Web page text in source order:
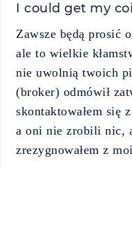
I could get my
Zawsze będą prosić
ale to wielkie
nie uwolnią twoich
(broker) odmówił
skontaktowałem się
a oni nie zrobili nic,
zrezygnowałem z